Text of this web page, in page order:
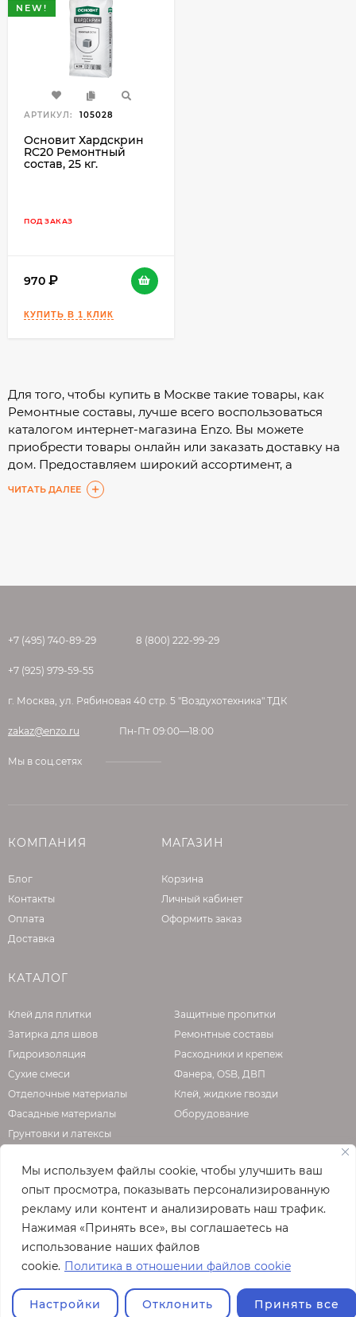
Мы используем файлы cookie, чтобы улучшить ваш
опыт просмотра, показывать персонализированную
рекламу или контент и анализировать наш трафик.
Нажимая «Принять все», вы соглашаетесь на
использование наших файлов
cookie. Политика в отношении файлов cookie
Настройки Отклонить Принять все
NEW!
АРТИКУЛ: 105028
Основит Хардскрин
RC20 Ремонтный
состав, 25 кг.
ПОД ЗАКАЗ
970
Для того, чтобы купить в Москве такие товары, как
Ремонтные составы, лучше всего воспользоваться
каталогом интернет-магазина Enzo. Вы можете
приобрести товары онлайн или заказать доставку на
дом. Предоставляем широкий ассортимент, а
подробные характеристики помогут Вам сделать
выбор с минимальными затратами времени.
ЧИТАТЬ ДАЛЕЕ
+7 (495) 740-89-29 8 (800) 222-99-29
+7 (925) 979-59-55
г. Москва, ул. Рябиновая 40 стр. 5 "Воздухотехника" ТДК
zakaz@enzo.ru Пн-Пт 09:00—18:00
Мы в соц.сетях
КОМПАНИЯ
Блог
Контакты
Оплата
Доставка
МАГАЗИН
Корзина
Личный кабинет
Оформить заказ
КАТАЛОГ
Клей для плитки
Затирка для швов
Гидроизоляция
Сухие смеси
Отделочные материалы
Фасадные материалы
Грунтовки и латексы
Защитные пропитки
Ремонтные составы
Расходники и крепеж
Фанера, OSB, ДВП
Клей, жидкие гвозди
Оборудование
О КОМПАНИИ
Официальная страница сайта
enzo.ru